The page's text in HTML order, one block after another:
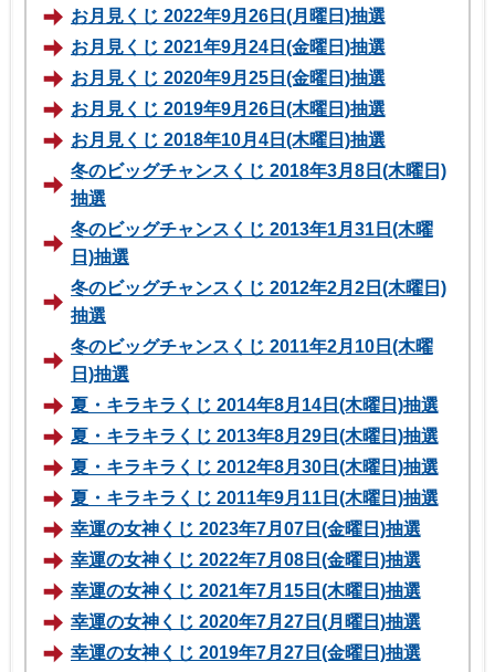
お月見くじ 2022年9月26日(月曜日)抽選
お月見くじ 2021年9月24日(金曜日)抽選
お月見くじ 2020年9月25日(金曜日)抽選
お月見くじ 2019年9月26日(木曜日)抽選
お月見くじ 2018年10月4日(木曜日)抽選
冬のビッグチャンスくじ 2018年3月8日(木曜日)
抽選
冬のビッグチャンスくじ 2013年1月31日(木曜
日)抽選
冬のビッグチャンスくじ 2012年2月2日(木曜日)
抽選
冬のビッグチャンスくじ 2011年2月10日(木曜
日)抽選
夏・キラキラくじ 2014年8月14日(木曜日)抽選
夏・キラキラくじ 2013年8月29日(木曜日)抽選
夏・キラキラくじ 2012年8月30日(木曜日)抽選
夏・キラキラくじ 2011年9月11日(木曜日)抽選
幸運の女神くじ 2023年7月07日(金曜日)抽選
幸運の女神くじ 2022年7月08日(金曜日)抽選
幸運の女神くじ 2021年7月15日(木曜日)抽選
幸運の女神くじ 2020年7月27日(月曜日)抽選
幸運の女神くじ 2019年7月27日(金曜日)抽選